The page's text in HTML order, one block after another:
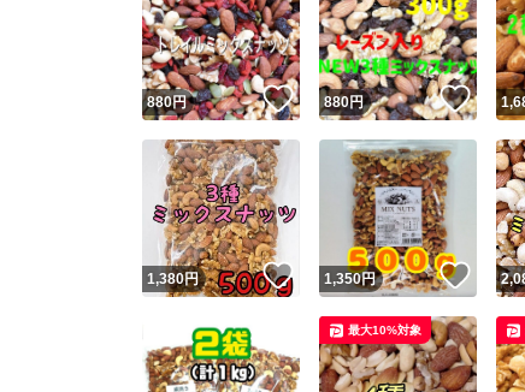
880円 いいね！
880円 いい
1,380円 いいね！
1,350円 いい
最大10%対象